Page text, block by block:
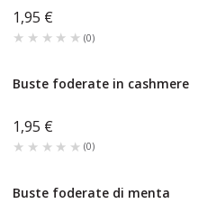
1,95 €
★★★★★
★★★★★ (0)
Buste foderate in cashmere
1,95 €
★★★★★
★★★★★ (0)
Buste foderate di menta